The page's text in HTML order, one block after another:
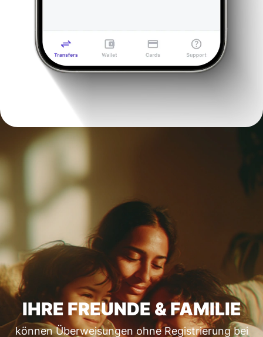
IHRE FREUNDE & FAMILIE
können Überweisungen ohne Registrierung bei